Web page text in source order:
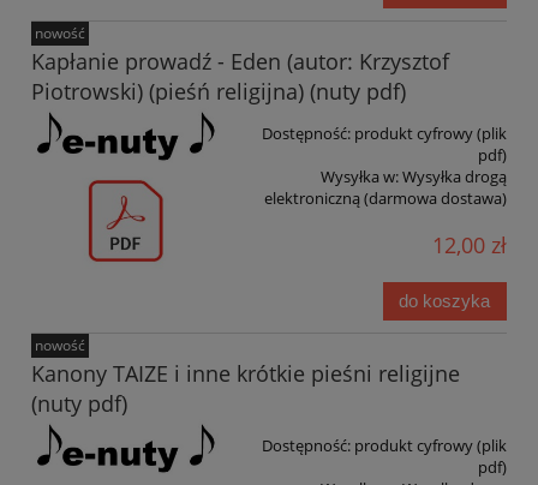
Kapłanie prowadź - Eden (autor: Krzysztof
Piotrowski) (pieśń religijna) (nuty pdf)
Dostępność: produkt cyfrowy (plik
pdf)
Wysyłka w:Wysyłka drogą
elektroniczną (darmowa dostawa)
12,00 zł
do koszyka
nowość
Kanony TAIZE i inne krótkie pieśni religijne
(nuty pdf)
Dostępność: produkt cyfrowy (plik
pdf)
nowość